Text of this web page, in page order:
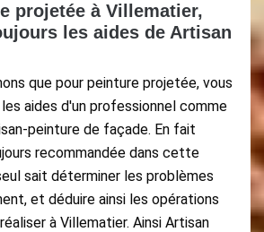
projetée à Villematier,
les aides de Artisan
que pour peinture projetée, vous
aides d'un professionnel comme
peinture de façade. En fait
recommandée dans cette
sait déterminer les problèmes
et déduire ainsi les opérations
à Villematier. Ainsi Artisan